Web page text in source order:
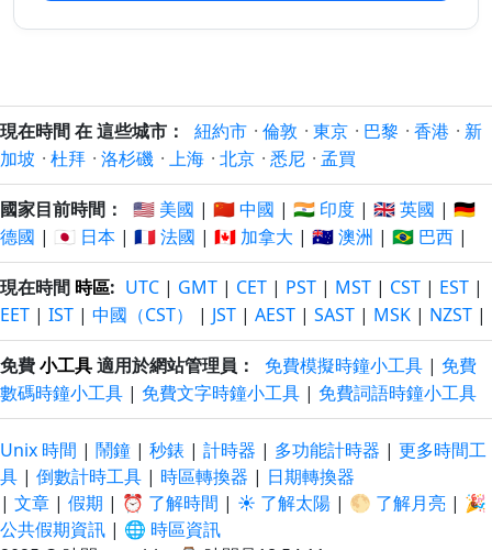
現在時間 在 這些城市： 紐約市 · 倫敦 · 東京 · 巴黎 · 香港 · 新
加坡 · 杜拜 · 洛杉磯 · 上海 · 北京 · 悉尼 · 孟買
國家目前時間： 🇺🇸 美國 | 🇨🇳 中國 | 🇮🇳 印度 | 🇬🇧 英國 | 🇩🇪
德國 | 🇯🇵 日本 | 🇫🇷 法國 | 🇨🇦 加拿大 | 🇦🇺 澳洲 | 🇧🇷 巴西 |
現在時間 時區: UTC | GMT | CET | PST | MST | CST | EST |
EET | IST | 中國（CST） | JST | AEST | SAST | MSK | NZST |
免費小工具適用於網站管理員： 免費模擬時鐘小工具 | 免費
數碼時鐘小工具 | 免費文字時鐘小工具 | 免費詞語時鐘小工具
Unix 時間 | 鬧鐘 | 秒錶 | 計時器 | 多功能計時器 | 更多時間工
具 | 倒數計時工具 | 時區轉換器 | 日期轉換器
| 文章 | 假期 | ⏰ 了解時間 | ☀️ 了解太陽 | 🌕 了解月亮 | 🎉
公共假期資訊 | 🌐 時區資訊